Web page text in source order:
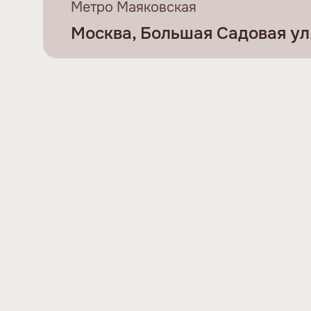
Метро Маяковская
Москва, Большая Садовая